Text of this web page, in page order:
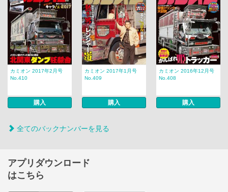
カミオン 2017年2月号
No.410
購入
カミオン 2017年1月号
No.409
購入
カミオン 2016年12月号
No.408
購入
全てのバックナンバーを見る
アプリダウンロード
はこちら